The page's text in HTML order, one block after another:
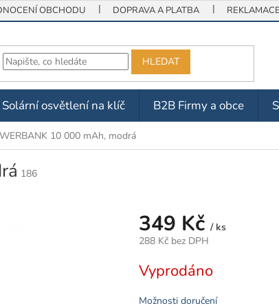
OBCHODU DOPRAVA A PLATBA
HLEDAT
Solární osvětlení na klíč B2B Firmy a obce
10 000 mAh, modrá
186
349 Kč / ks
288 Kč bez DPH
cena:
Vyprodáno
Možnosti doručení